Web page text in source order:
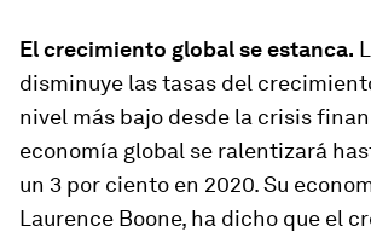
El crecimiento global se estanca.
disminuye las tasas del
nivel más bajo desde la crisis
economía global se ralentizará
un 3 por ciento en 2020. Su
Laurence Boone, ha dicho que el